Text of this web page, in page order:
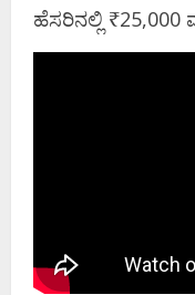
ಹೆಸರಿನಲ್ಲಿ ₹25,000